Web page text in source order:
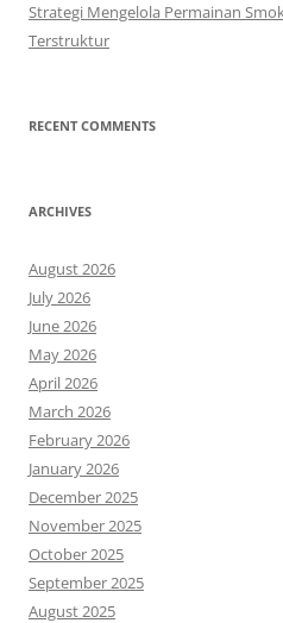
Strategi Mengelola Permainan
Terstruktur
RECENT COMMENTS
ARCHIVES
August 2026
July 2026
June 2026
May 2026
April 2026
March 2026
February 2026
January 2026
December 2025
November 2025
October 2025
September 2025
August 2025